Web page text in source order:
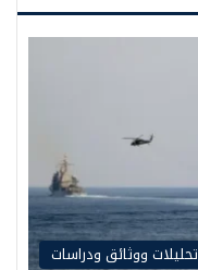
تحليلات ووثائق ودراسات